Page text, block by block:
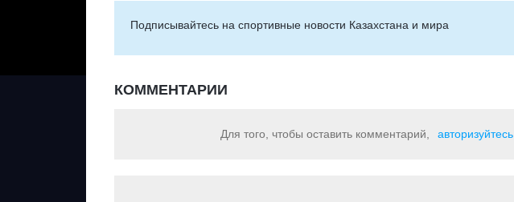
Подписывайтесь на cпортивные новости Казахстана и мира
КОММЕНТАРИИ
Для того, чтобы оставить комментарий, авторизуйтесь